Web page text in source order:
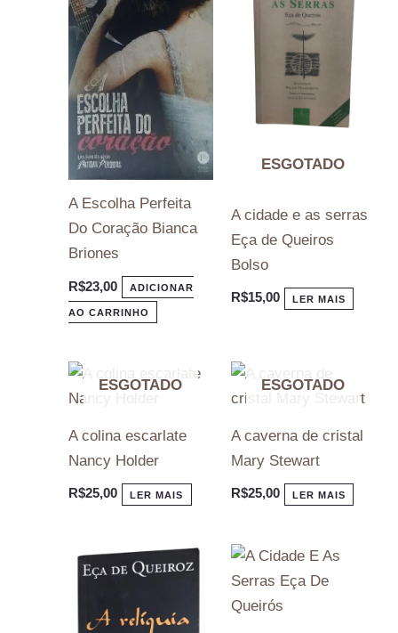
A Escolha Perfeita
Do Coração Bianca
Briones
R$23,00 ADICIONAR
AO CARRINHO
ESGOTADO
A cidade e as serras
Eça de Queiros
Bolso
R$15,00 LER MAIS
ESGOTADO
A colina escarlate
Nancy Holder
R$25,00 LER MAIS
ESGOTADO
A caverna de cristal
Mary Stewart
R$25,00 LER MAIS